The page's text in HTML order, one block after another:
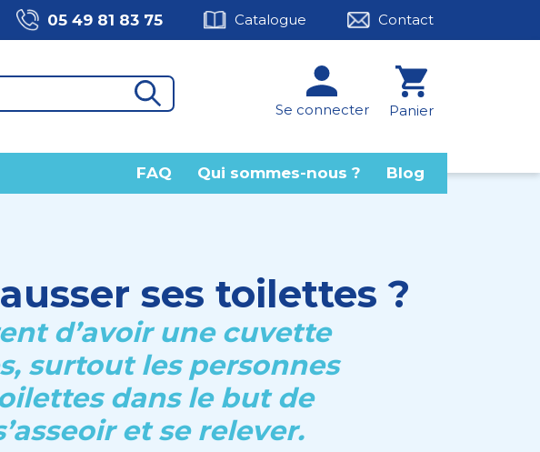
05 49 81 83 75 Catalogue Contact
Se connecter Panier
FAQ Qui sommes-nous ? Blog
ses toilettes ?
d’avoir une cuvette
surtout les personnes
dans le but de
et se relever.